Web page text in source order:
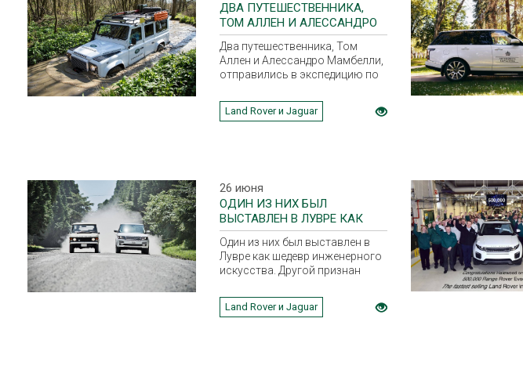
ДВА ПУТЕШЕСТВЕННИКА,
ТОМ АЛЛЕН И АЛЕССАНДРО
МАМБЕЛЛИ, ОТПРАВИЛИСЬ В
ЭКСПЕДИЦИЮ.
Два путешественника, Том
Аллен и Алессандро Мамбелли,
отправились в экспедицию по
хребту на модифицированном
Land Rover Defender 110 Station
Land Rover и Jaguar
26 июня
ОДИН ИЗ НИХ БЫЛ
ВЫСТАВЛЕН В ЛУВРЕ КАК
ШЕДЕВР ИНЖЕНЕРНОГО
ИСКУССТВА.
Один из них был выставлен в
Лувре как шедевр инженерного
искусства. Другой признан
Land Rover и Jaguar